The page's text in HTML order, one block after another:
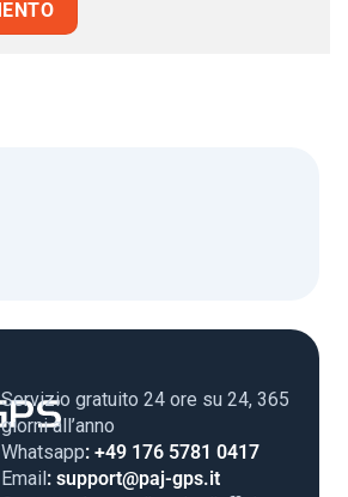
Servizio gratuito 24 ore su 24, 365
giorni all’anno
Whatsapp: +49 176 5781 0417
Email: support@paj-gps.it